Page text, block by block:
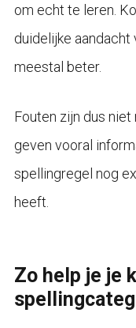
om echt te leren.
duidelijke
meestal beter.
Fouten zijn dus
geven vooral
spellingregel nog
heeft.
Zo help je je